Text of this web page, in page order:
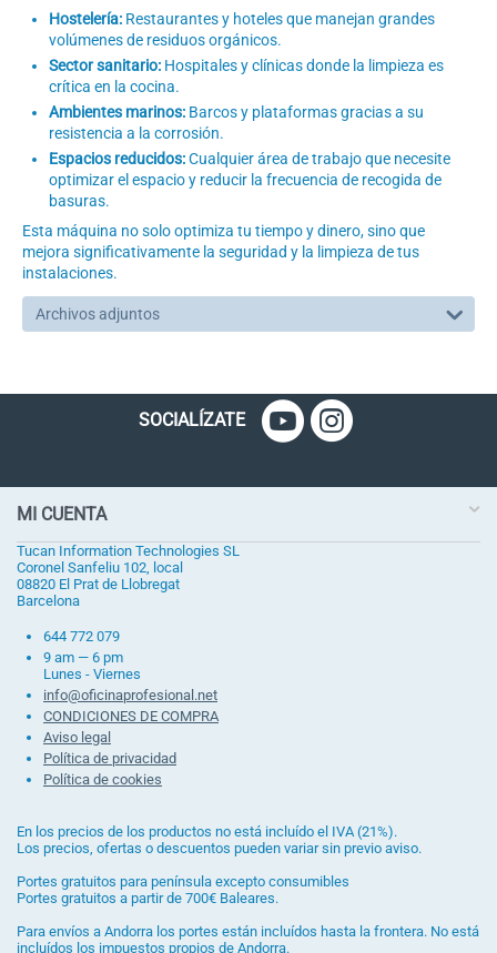
Hostelería: Restaurantes y hoteles que manejan grandes
volúmenes de residuos orgánicos.
Sector sanitario: Hospitales y clínicas donde la limpieza es
crítica en la cocina.
Ambientes marinos: Barcos y plataformas gracias a su
resistencia a la corrosión.
Espacios reducidos:Cualquier área de trabajo que necesite
optimizar el espacio y reducir la frecuencia de recogida de
basuras.
Esta máquina no solo optimiza tu tiempo y dinero, sino que
mejora significativamente la seguridad y la limpieza de tus
instalaciones.
Archivos adjuntos
SOCIALÍZATE
MI CUENTA
Tucan Information Technologies SL
Coronel Sanfeliu 102, local
08820 El Prat de Llobregat
Barcelona
644 772 079
9 am — 6 pm
Lunes - Viernes
info@oficinaprofesional.net
CONDICIONES DE COMPRA
Aviso legal
Política de privacidad
Política de cookies
En los precios de los productos no está incluído el IVA (21%).
Los precios, ofertas o descuentos pueden variar sin previo aviso.
Portes gratuitos para península excepto consumibles
Portes gratuitos a partir de 700€ Baleares.
Para envíos a Andorra los portes están incluídos hasta la frontera. No está
incluídos los impuestos propios de Andorra.